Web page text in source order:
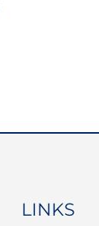
LINKS